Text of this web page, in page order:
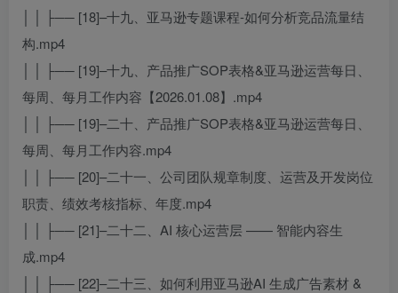
│ │ ├── [18]–十九、亚马逊专题课程-如何分析竞品流量结
构.mp4
│ │ ├── [19]–十九、产品推广SOP表格&亚马逊运营每日、
每周、每月工作内容【2026.01.08】.mp4
│ │ ├── [19]–二十、产品推广SOP表格&亚马逊运营每日、
每周、每月工作内容.mp4
│ │ ├── [20]–二十一、公司团队规章制度、运营及开发岗位
职责、绩效考核指标、年度.mp4
│ │ ├── [21]–二十二、AI 核心运营层 —— 智能内容生
成.mp4
│ │ ├── [22]–二十三、如何利用亚马逊AI 生成广告素材 &